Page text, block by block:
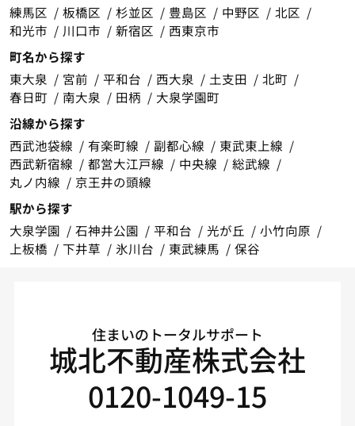
練馬区
板橋区 杉並区 豊島区 中野区
北区
和光市
川口市 新宿区
西東京市
町名から探す
東大泉
宮前 平和台 西大泉 土支田
北町
春日町
南大泉 田柄
大泉学園町
沿線から探す
西武池袋線
有楽町線 副都心線
東武東上線
西武新宿線
都営大江戸線 中央線
総武線
丸ノ内線
京王井の頭線
駅から探す
大泉学園
石神井公園 平和台 光が丘
小竹向原
上板橋
下井草 氷川台 東武練馬 保谷
住まいのトータルサポート
城北不動産株式会社
0120-1049-15